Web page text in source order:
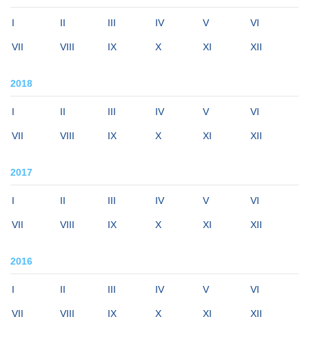
I II III IV V VI
VII VIII IX X XI XII
2018
I II III IV V VI
VII VIII IX X XI XII
2017
I II III IV V VI
VII VIII IX X XI XII
2016
I II III IV V VI
VII VIII IX X XI XII